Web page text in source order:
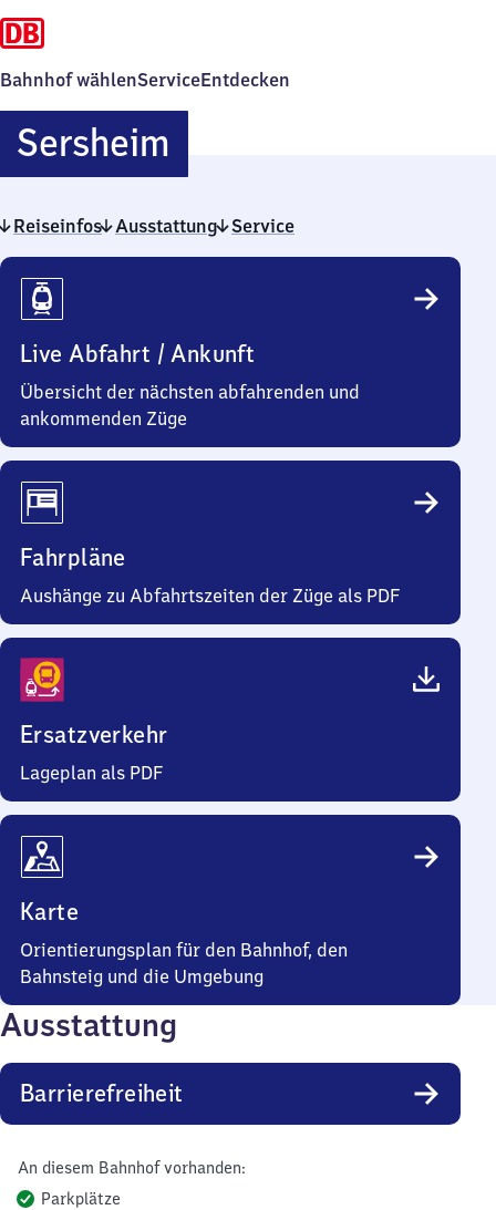
Bahnhof wählenServiceEntdecken
SersheimSersheim
Reiseinfos Ausstattung Service
Reiseinfos
Live Abfahrt / Ankunft
Übersicht der nächsten abfahrenden und
ankommenden Züge
Fahrpläne
Aushänge zu Abfahrtszeiten der Züge als PDF
Ersatzverkehr
Lageplan als PDF
Karte
Orientierungsplan für den Bahnhof, den
Bahnsteig und die Umgebung
Ausstattung
Barrierefreiheit
An diesem Bahnhof vorhanden:
Parkplätze